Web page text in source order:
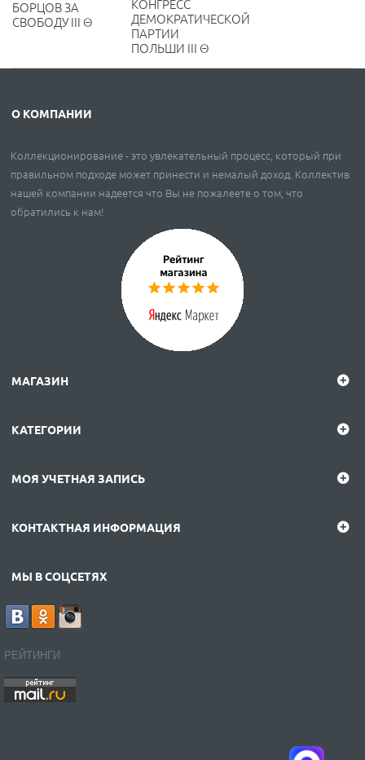
БОРЦОВ ЗА
СВОБОДУ III Θ
ДЕМОКРАТИЧЕСКОЙ
ПАРТИИ
ПОЛЬШИ III Θ
О КОМПАНИИ
Коллекционирование - это увлекательный процесс, который при
правильном подходе может принести и немалый доход. Коллектив
нашей компании надеется что Вы не пожалеете о том, что
обратились к нам!
МАГАЗИН
КАТЕГОРИИ
МОЯ УЧЕТНАЯ ЗАПИСЬ
КОНТАКТНАЯ ИНФОРМАЦИЯ
МЫ В СОЦСЕТЯХ
РЕЙТИНГИ